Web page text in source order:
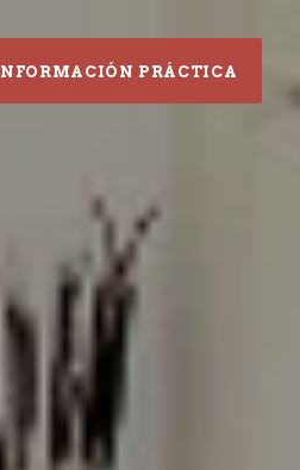
PRÁCTICA